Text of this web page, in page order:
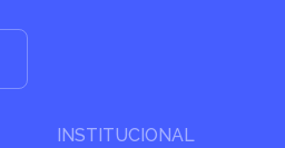
INSTITUCIONAL